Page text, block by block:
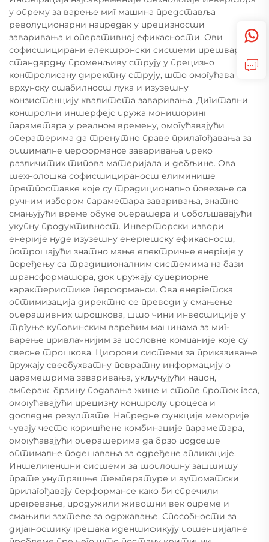
у опрему за варење миг машина представља
револуционарни напредак у прецизности
заваривања и оперативној ефикасности. Ови
софистицирани електронски системи претварају
стандардну променљиву струју у прецизно
контролисану директну струју, што омогућава
врхунску стабилност лука и изузетну
конзистенцију квалитета заваривања. Дигитални
контролни интерфејс пружа мониторинг
параметара у реалном времену, омогућавајући
оператерима да тренутно праве прилагођавања за
оптималне перформансе заваривања преко
различитих типова материјала и дебљине. Ова
технолошка софистицираност елиминише
претпоставке које су традиционално повезане са
ручним избором параметара заваривања, знатно
смањујући време обуке оператера и побољшавајући
укупну продуктивност. Инверторски извори
енергије нуде изузетну енергетску ефикасност,
потрошајући знатно мање електричне енергије у
поређењу са традиционалним системима на бази
трансформатора, док пружају супериорне
карактеристике перформанси. Ова енергетска
оптимизација директно се преводи у смањење
оперативних трошкова, што чини инвестиције у
тргуње куповинским варећим машинама за миг-
варење привлачнијим за пословне компаније које су
свесне трошкова. Цифрови системи за приказивање
пружају свеобухватну повратну информацију о
параметрима заваривања, укључујући напон,
ампераж, брзину подавања жице и стопе проток гаса,
омогућавајући прецизну контролу процеса и
доследне резултате. Напредне функције меморије
чувају често коришћене комбинације параметара,
омогућавајући оператерима да брзо подсете
оптималне подешавања за одређене апликације.
Интелигентни системи за топлотну заштиту
прате унутрашње температуре и аутоматски
прилагођавају перформансе како би спречили
прегревање, продужили животни век опреме и
смањили захтеве за одржавање. Способности за
дијагностику грешака идентификују потенцијалне